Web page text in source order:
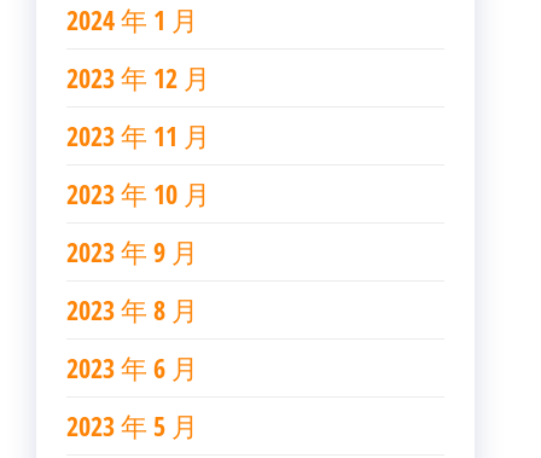
2024 年 1 月
2023 年 12 月
2023 年 11 月
2023 年 10 月
2023 年 9 月
2023 年 8 月
2023 年 6 月
2023 年 5 月